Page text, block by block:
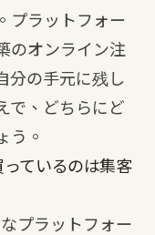
プラットフォー
のオンライン注
分の手元に残し
で、どちらにど
う。
ているのは集客
プラットフォー